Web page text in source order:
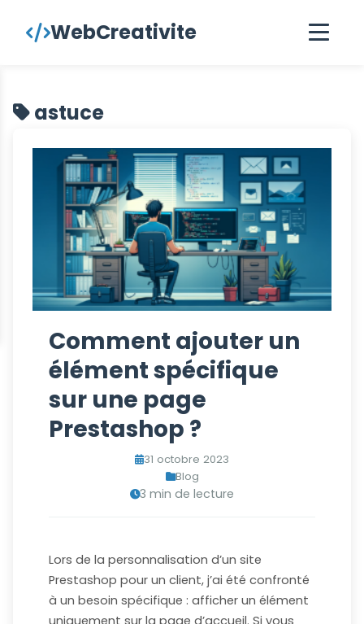
principalWebCreativite
astuce
Comment ajouter un
élément spécifique
sur une page
Prestashop ?
31 octobre 2023
Blog
3 min de lecture
Lors de la personnalisation d’un site
Prestashop pour un client, j’ai été confronté
à un besoin spécifique : afficher un élément
uniquement sur la page d’accueil. Si vous